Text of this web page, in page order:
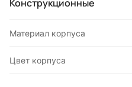
Конструкционные
Материал корпуса
Цвет корпуса